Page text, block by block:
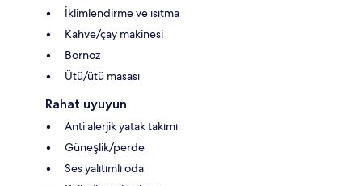
İklimlendirme ve ısıtma
Kahve/çay makinesi
Bornoz
Ütü/ütü masası
Rahat uyuyun
Anti alerjik yatak takımı
Güneşlik/perde
Ses yalıtımlı oda